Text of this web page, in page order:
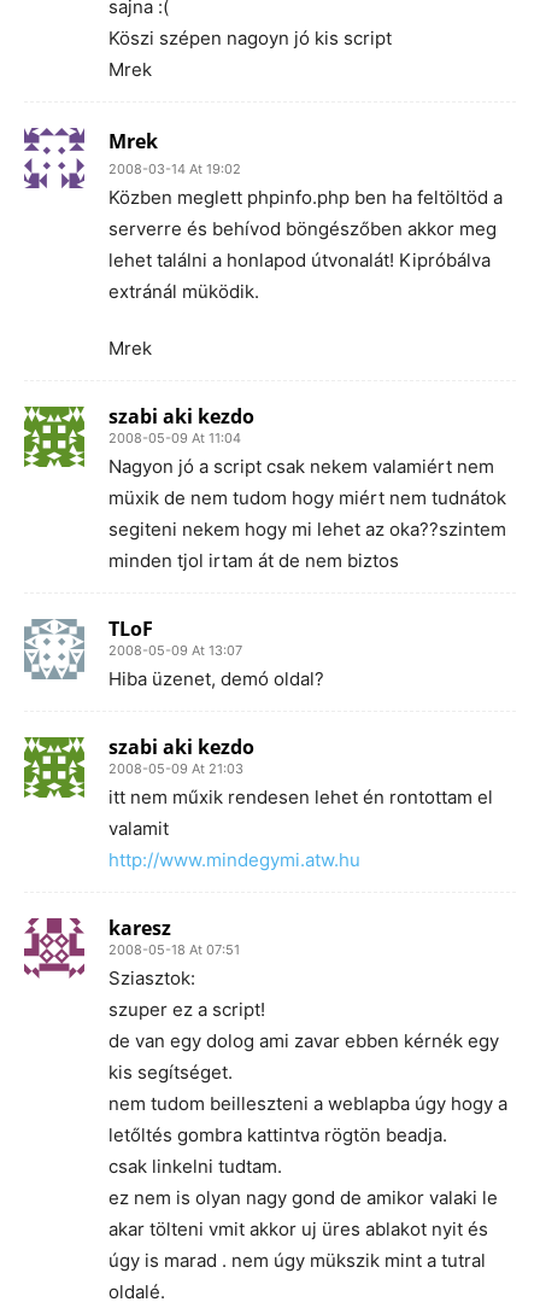
sajna :(
Köszi szépen nagoyn jó kis script
Mrek
Mrek
2008-03-14 At 19:02
Közben meglett phpinfo.php ben ha feltöltöd a
serverre és behívod böngészőben akkor meg
lehet találni a honlapod útvonalát! Kipróbálva
extránál müködik.
Mrek
szabi aki kezdo
2008-05-09 At 11:04
Nagyon jó a script csak nekem valamiért nem
müxik de nem tudom hogy miért nem tudnátok
segiteni nekem hogy mi lehet az oka??szintem
minden tjol irtam át de nem biztos
TLoF
2008-05-09 At 13:07
Hiba üzenet, demó oldal?
szabi aki kezdo
2008-05-09 At 21:03
itt nem műxik rendesen lehet én rontottam el
valamit
http://www.mindegymi.atw.hu
karesz
2008-05-18 At 07:51
Sziasztok:
szuper ez a script!
de van egy dolog ami zavar ebben kérnék egy
kis segítséget.
nem tudom beilleszteni a weblapba úgy hogy a
letőltés gombra kattintva rögtön beadja.
csak linkelni tudtam.
ez nem is olyan nagy gond de amikor valaki le
akar tölteni vmit akkor uj üres ablakot nyit és
úgy is marad . nem úgy mükszik mint a tutral
oldalé.